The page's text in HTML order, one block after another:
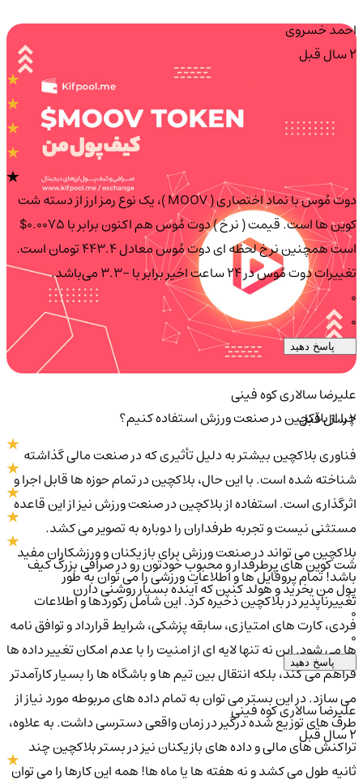
چرا از بلاکچین در صنعت ورزش استفاده کنیم؟
فناوری بلاکچین بیشتر به دلیل تأثیری که در صنعت مالی گذاشته
شناخته شده است. با این حال، بلاکچین در تمام حوزه ها قابل اجرا و
اثرگذاری است. استفاده از بلاکچین در صنعت ورزش نیز از این قاعده
مستثنی نیست و تجربه طرفداران را دوباره به تصویر می کشد.
بلاکچین می تواند در صنعت ورزش برای بازیکنان و ورزشکاران مفید
باشد! تمام پروفایل ها و اطلاعات ورزشی را می توان به طور
تغییرناپذیر در بلاکچین ذخیره کرد. این شامل رکوردها و اطلاعات
فردی، کارت های امتیازی، سابقه پزشکی، شرایط قرارداد و توافق نامه
ها می شود. این نه تنها لایه ای از امنیت را با عدم امکان تغییر داده ها
فراهم می کند، بلکه انتقال بین تیم ها و باشگاه ها را بسیار کارآمدتر
می سازد. در این بستر می توان به تمام داده های مربوطه مورد نیاز از
طرف های توزیع شده درگیر در زمان واقعی دسترسی داشت. به علاوه،
تراکنش های مالی و داده های بازیکنان نیز در بستر بلاکچین چند
ثانیه طول می کشد و نه هفته ها یا ماه ها! همه این کارها را می توان
احمد خسروی
دوت مُوس با نماد اختصاری ( MOOV )، یک نوع رمز ارز از دسته شت
کوین ها است. قیمت ( نرخ ) دوت مُوس هم اکنون برابر با 0.0075$
است همچنین نرخ لحظه ای دوت مُوس معادل 443.4 تومان است.
تغییرات دوت مُوس در ۲۴ ساعت اخیر برابر با -3.3 می‌باشد.
پاسخ دهید
علیرضا سالاری کوه فینی
شت کوین های پرطرفدار و محبوب خودتون رو در صرافی بزرگ کیف
پول من بخرید و هولد کنین که آینده بسیار روشنی دارن
پاسخ دهید
علیرضا سالاری کوه فینی